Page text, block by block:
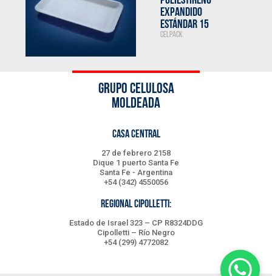
EXPANDIDO
ESTÁNDAR 15
CELPACK
GRUPO CELULOSA
MOLDEADA
CASA CENTRAL
27 de febrero 2158
Dique 1 puerto Santa Fe
Santa Fe - Argentina
+54 (342) 4550056
REGIONAL CIPOLLETTI:
Estado de Israel 323 – CP R8324DDG
Cipolletti – Río Negro
+54 (299) 4772082